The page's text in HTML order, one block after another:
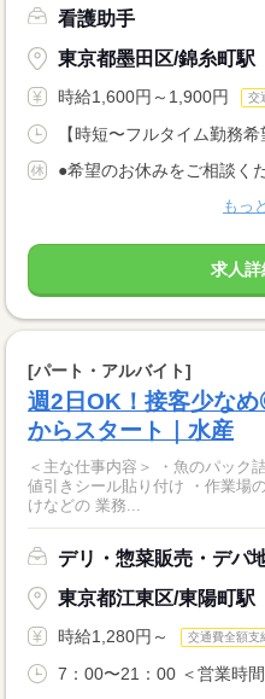
看護助手
東京都墨田区/錦糸町駅
時給1,600円～1,900円 交
【時短〜フルタイム勤務希
●希望のお休みをご相談く
もっ
求人詳
[パート・アルバイト]
週2日OK！接客少な
からスタート｜水産
＜主な仕事内容＞ ・魚のパック
値引きシール貼り付け ・作業場の清掃・片付け
けなどの 業務...
デリ・惣菜販売・デパ
東京都江東区/東陽町駅
時給1,280円～ 交通費全額支
7：00〜21：00 ＜営業時